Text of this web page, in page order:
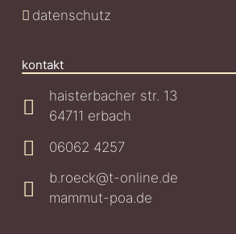
datenschutz
kontakt
haisterbacher str. 13
64711 erbach
06062 4257
b.roeck@t-online.de
mammut-poa.de